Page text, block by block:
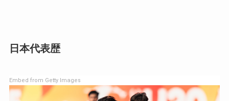
日本代表歴
Embed from Getty Images